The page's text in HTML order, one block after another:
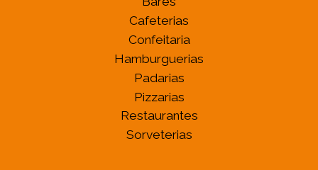
Cafeterias
Confeitaria
Hamburguerias
Padarias
Pizzarias
Restaurantes
Sorveterias